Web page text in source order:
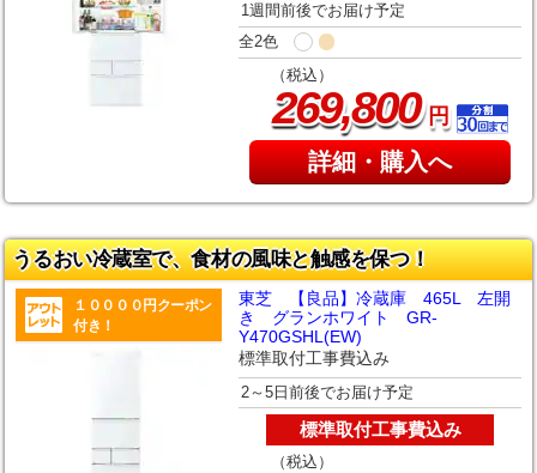
1週間前後でお届け予定
全2色
（税込）
269,800円
詳細・購入へ
うるおい冷蔵室で、食材の風味と触感を保つ！
１００００円クーポン
付き！
東芝 【良品】冷蔵庫 465L 左開
き グランホワイト GR-
Y470GSHL(EW)
標準取付工事費込み
2～5日前後でお届け予定
標準取付工事費込み
（税込）